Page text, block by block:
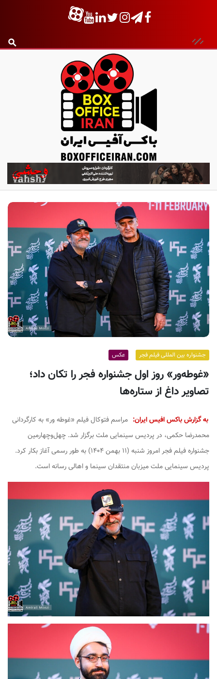
ب
ا
ک
س
آ
س
ا
ی
ر
ا
ن
جشنواره بین المللی فیلم فجر عکس
«غوطه‌ور» روز اول جشنواره فجر را تکان داد؛
تصاویر داغ از ستاره‌ها
به گزارش باکس افیس ایران: مراسم فتوکال فیلم «غوطه ور» به کارگردانی
محمدرضا حکمی، در پردیس سینمایی ملت برگزار شد. چهل‌وچهارمین
جشنواره‌ فیلم فجر امروز شنبه (۱۱ بهمن ۱۴۰۴) به طور رسمی آغاز بکار کرد.
پردیس سینمایی ملت میزبان منتقدان سینما و اهالی رسانه‌ است.